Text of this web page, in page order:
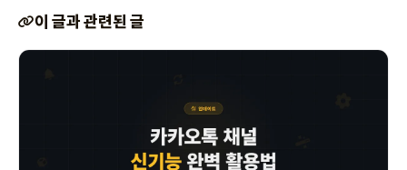
이 글과 관련된 글